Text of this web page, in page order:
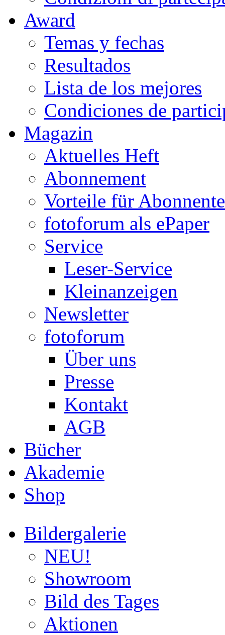
Award
Temas y fechas
Resultados
Lista de los mejores
Condiciones de
Magazin
Aktuelles Heft
Abonnement
Vorteile für
fotoforum als ePaper
Service
Leser-Service
Kleinanzeigen
Newsletter
fotoforum
Über uns
Presse
Kontakt
AGB
Bücher
Akademie
Shop
Bildergalerie
NEU!
Showroom
Bild des Tages
Aktionen